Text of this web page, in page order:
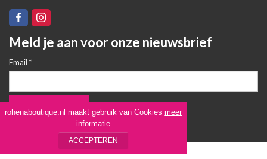
Meld je aan voor onze nieuwsbrief
Email *
rohenaboutique.nl maakt gebruik van Cookiesmeer
informatie
ACCEPTEREN